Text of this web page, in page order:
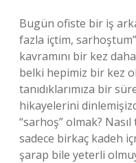
Bugün ofiste bir iş
fazla içtim,
kavramını bir kez
belki hepimiz bir kez
tanıdıklarımıza bir
hikayelerini
“sarhoş” olmak?
sadece birkaç kadeh
şarap bile yeterli